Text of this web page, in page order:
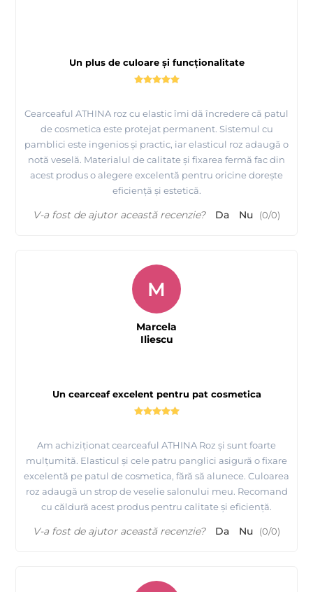
Un plus de culoare și funcționalitate
Cearceaful ATHINA roz cu elastic îmi dă încredere că patul
de cosmetica este protejat permanent. Sistemul cu
pamblici este ingenios și practic, iar elasticul roz adaugă o
notă veselă. Materialul de calitate și fixarea fermă fac din
acest produs o alegere excelentă pentru oricine dorește
eficiență și estetică.
V-a fost de ajutor această recenzie? Da Nu (0/0)
Un cearceaf excelent pentru pat cosmetica
Am achiziționat cearceaful ATHINA Roz și sunt foarte
mulțumită. Elasticul și cele patru panglici asigură o fixare
excelentă pe patul de cosmetica, fără să alunece. Culoarea
roz adaugă un strop de veselie salonului meu. Recomand
cu căldură acest produs pentru calitate și eficiență.
M
Marcela
Iliescu
V-a fost de ajutor această recenzie? Da Nu (0/0)